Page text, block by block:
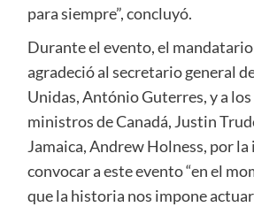
para siempre”, concluyó.
Durante el evento, el
agradeció al secretario general
Unidas, António Guterres, y a
ministros de Canadá, Justin
Jamaica, Andrew Holness, por
convocar a este evento “en el
que la historia nos impone